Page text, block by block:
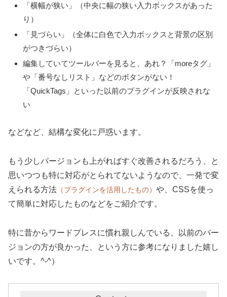
「横幅が狭い」（中央に幅の狭い入力ボックスがあった
り）
「見づらい」（全体に白色で入力ボックスと背景の区別
がつきづらい）
編集していてツールバーを見ると、あれ？「moreタグ」
や「番号なしリスト」などのボタンがない！
「QuickTags」といった以前のプラグインが反映されな
い
などなど、結構な変化に戸惑います。
もう少しバージョンも上がればすぐ改善されるだろう、と
思いつつも特に対応がとられてないようなので、一発で変
えられる方法 （プラグインを活用したもの） や、CSSを使っ
て簡単に対応したものなどをご紹介です。
特に昔からワードプレスに慣れ親しんでいる、以前のバー
ジョンの方が良かった、という方に参考になりました嬉し
いです。 ^-^）